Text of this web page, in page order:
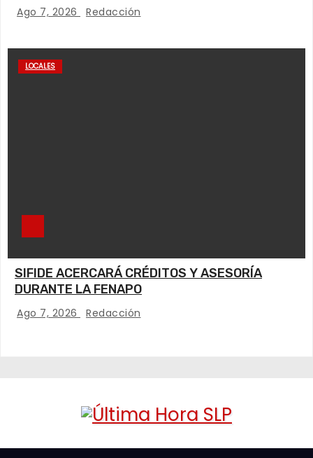
Ago 7, 2026 Redacción
LOCALES
SIFIDE ACERCARÁ CRÉDITOS Y ASESORÍA
DURANTE LA FENAPO
Ago 7, 2026 Redacción